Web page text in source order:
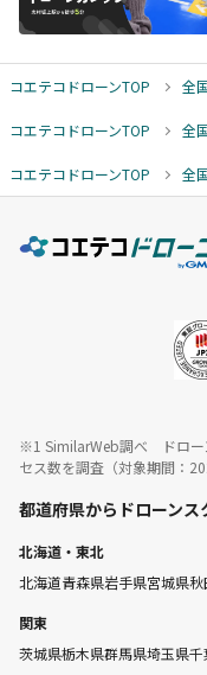
コエテコドローンTOP 全
コエテコドローンTOP 全
コエテコドローンTOP 全
※1 SimilarWeb調べ ドロー
セス数を調査（対象期間：
都道府県からドローンス
北海道・東北
北海道青森県岩手県宮城県秋
関東
茨城県栃木県群馬県埼玉県千